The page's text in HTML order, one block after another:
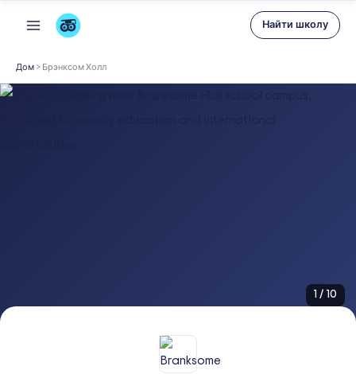
содержимому
Найти школу
Дом > Брэнксом Холл
1 / 10